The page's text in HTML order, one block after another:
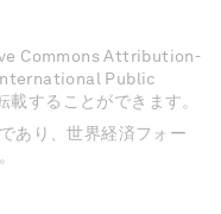
Commons Attribution-
Public
することができます。
あり、世界経済フォー